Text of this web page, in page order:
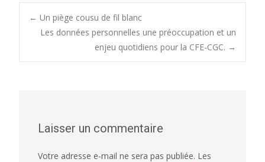
Post
navigation
← Un piège cousu de fil blanc
Les données personnelles une préoccupation et un
enjeu quotidiens pour la CFE-CGC. →
Laisser un commentaire
Votre adresse e-mail ne sera pas publiée. Les